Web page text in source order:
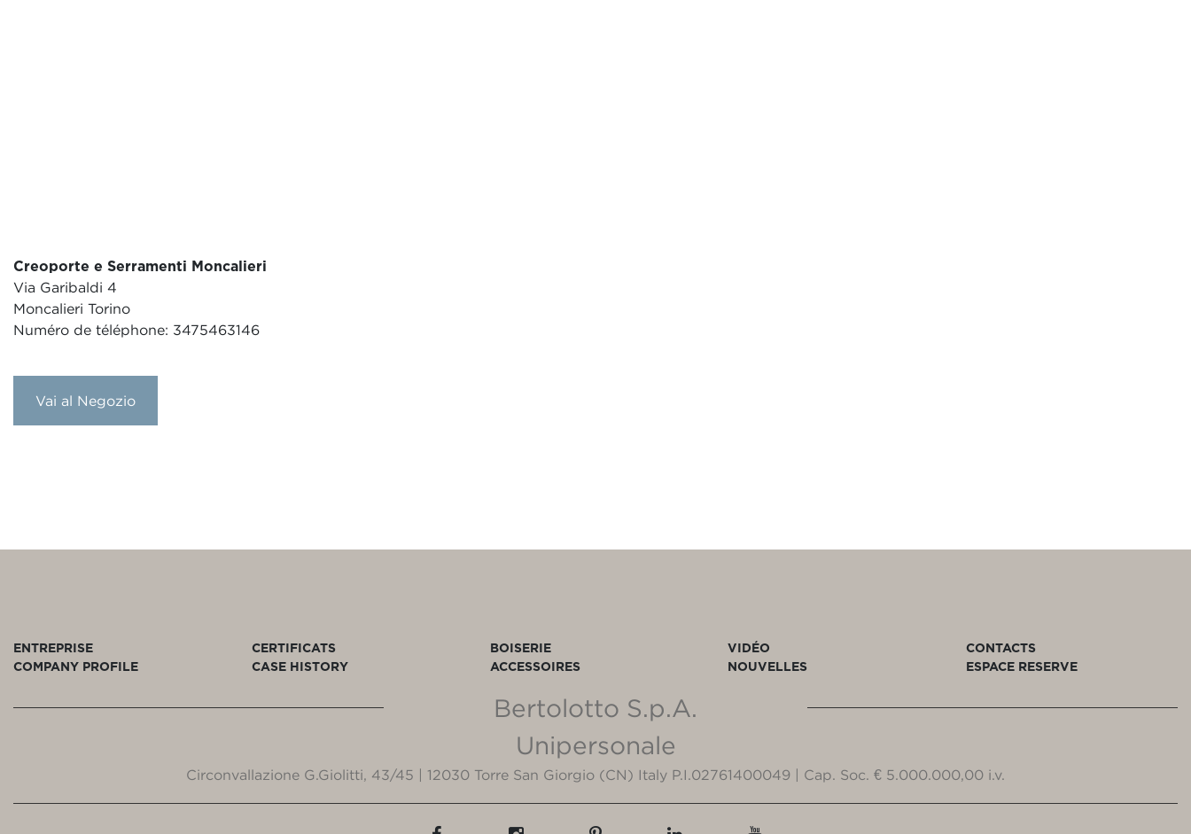
Creoporte e Serramenti Moncalieri
Via Garibaldi 4
Moncalieri Torino
Numéro de téléphone: 3475463146
Vai al Negozio
ENTREPRISE
COMPANY PROFILE
CERTIFICATS
CASE HISTORY
BOISERIE
ACCESSOIRES
VIDÉO
NOUVELLES
CONTACTS
ESPACE RESERVE
Bertolotto S.p.A.
Unipersonale
Circonvallazione G.Giolitti, 43/45 | 12030 Torre San Giorgio (CN) Italy P.I.02761400049 | Cap. Soc. € 5.000.000,00 i.v.